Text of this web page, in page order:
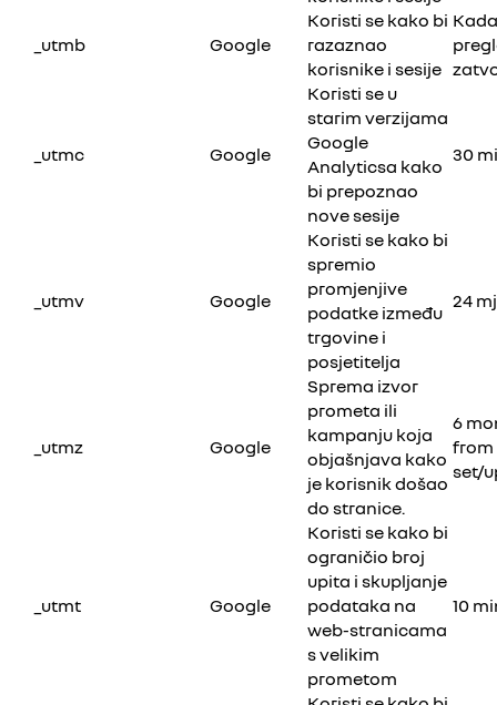
_utmb Google
Koristi se kako bi
razaznao
korisnike i sesije
_utmc Google
Koristi se u
starim verzijama
Google
Analyticsa kako
bi prepoznao
nove sesije
30
_utmv Google
Koristi se kako bi
spremio
promjenjive
podatke između
trgovine i
posjetitelja
24
_utmz Google
Sprema izvor
prometa ili
kampanju koja
objašnjava kako
je korisnik došao
do stranice.
6
from
set/
_utmt Google
Koristi se kako bi
ograničio broj
upita i skupljanje
podataka na
web-stranicama
s velikim
prometom
10